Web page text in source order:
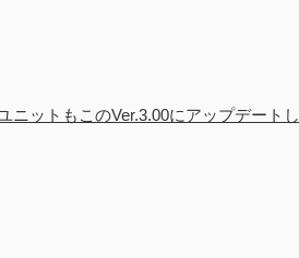
ニットもこのVer.3.00にアップデートし